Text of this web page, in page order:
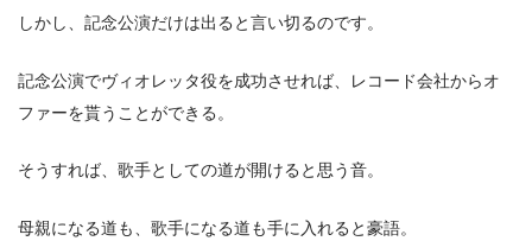
しかし、記念公演だけは出ると言い切るのです。
記念公演でヴィオレッタ役を成功させれば、レコード会社からオ
ファーを貰うことができる。
そうすれば、歌手としての道が開けると思う音。
母親になる道も、歌手になる道も手に入れると豪語。